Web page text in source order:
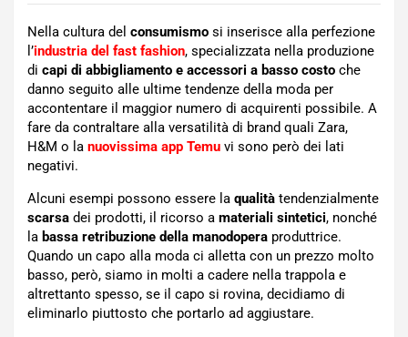
Nella cultura del consumismo si inserisce alla perfezione
l’industria del fast fashion, specializzata nella produzione
di capi di abbigliamento e accessori a basso costo che
danno seguito alle ultime tendenze della moda per
accontentare il maggior numero di acquirenti possibile. A
fare da contraltare alla versatilità di brand quali Zara,
H&M o la nuovissima app Temu vi sono però dei lati
negativi.
Alcuni esempi possono essere la qualità tendenzialmente
scarsa dei prodotti, il ricorso a materiali sintetici, nonché
la bassa retribuzione della manodopera produttrice.
Quando un capo alla moda ci alletta con un prezzo molto
basso, però, siamo in molti a cadere nella trappola e
altrettanto spesso, se il capo si rovina, decidiamo di
eliminarlo piuttosto che portarlo ad aggiustare.